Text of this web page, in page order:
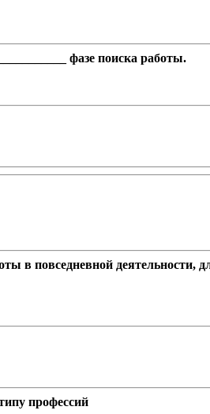
фазе поиска работы.
в повседневной деятельности,
профессий